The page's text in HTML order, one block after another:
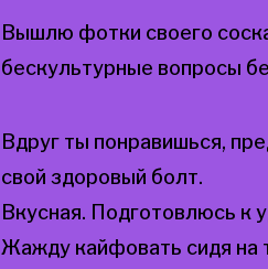
Вышлю фотки своего
бескультурные вопросы
Вдруг ты понравишься,
свой здоровый болт.
Вкусная. Подготовлюсь к
Жажду кайфовать сидя на